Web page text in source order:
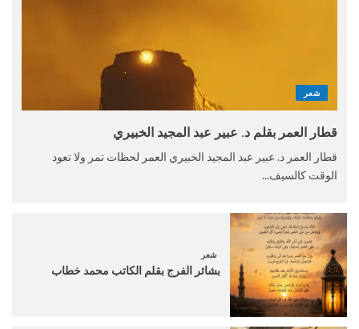
شعر
قطار العمر بقلم د. عبير عبد المجيد الخبيري
قطار العمر د. عبير عبد المجيد الخبيري العمر لحظات تمر ولا تعود
الوقت كالسيف...
شعر
بشائر الفرج بقلم الكاتب محمد خطاب